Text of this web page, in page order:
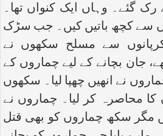
رک گئے۔ وہاں ایک کنواں تھا۔
سے کچھ باتیں کیں۔ جب سڑک
سے مسلح سکھوں نے
جان بچانے کے لیے چماروں کے
نے انھیں چھپا لیا۔ سکھوں
محاصرہ کر لیا۔ چماروں نے
مگر سکھ چماروں کو بھی قتل